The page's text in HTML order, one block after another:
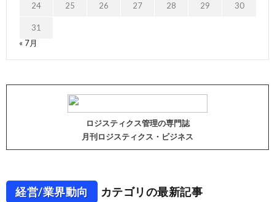
24 25 26 27 28 29 30
31
« 7月
ロジスティクス管理の専門誌
月刊ロジスティクス・ビジネス
経営/業界動向 カテゴリの最新記事